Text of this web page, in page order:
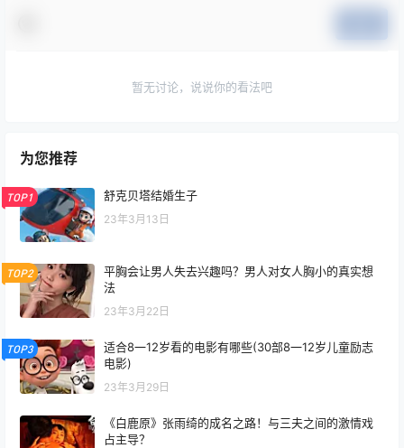
暂无讨论，说说你的看法吧
为您推荐
TOP1 舒克贝塔结婚生子
23年3月13日
TOP2
平胸会让男人失去兴趣吗？男人对女人胸小的真实想
法
23年3月22日
TOP3
适合8一12岁看的电影有哪些(30部8一12岁儿童励志
电影)
23年3月29日
《白鹿原》张雨绮的成名之路！与三夫之间的激情戏
占主导？